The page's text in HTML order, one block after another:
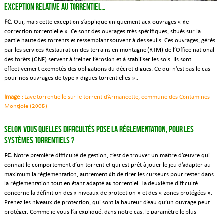
exception relative au torrentiel…
FC.Oui, mais cette exception s’applique uniquement aux ouvrages « de
correction torrentielle ». Ce sont des ouvrages très spécifiques, situés sur la
partie haute des torrents et ressemblant souvent à des seuils. Ces ouvrages, gérés
par les services Restauration des terrains en montagne (RTM) de l’Office national
des forêts (ONF) servent à freiner l’érosion et à stabiliser les sols. Ils sont
effectivement exemptés des obligations du décret digues. Ce qui n’est pas le cas
pour nos ouvrages de type « digues torrentielles »..
Image : Lave torrentielle sur le torrent d’Armancette, commune des Contamines
Montjoie (2005)
Selon vous quelles difficultés pose la réglementation, pour les
systèmes torrentiels ?
FC. Notre première difficulté de gestion, c’est de trouver un maître d’œuvre qui
connait le comportement d’un torrent et qui est prêt à jouer le jeu d’adapter au
maximum la réglementation, autrement dit de tirer les curseurs pour rester dans
la réglementation tout en étant adapté au torrentiel. La deuxième difficulté
concerne la définition des « niveaux de protection » et des « zones protégées ».
Prenez les niveaux de protection, qui sont la hauteur d’eau qu’un ouvrage peut
protéger. Comme je vous l’ai expliqué, dans notre cas, le paramètre le plus